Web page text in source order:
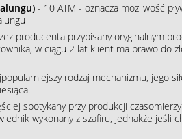
- 10 ATM - oznacza możliwość
producenta przypisany oryginalnym
w ciągu 2 lat klient ma prawo do
rodzaj mechanizmu, jego
spotykany przy produkcji
wykonany z szafiru, jednakże jeśli